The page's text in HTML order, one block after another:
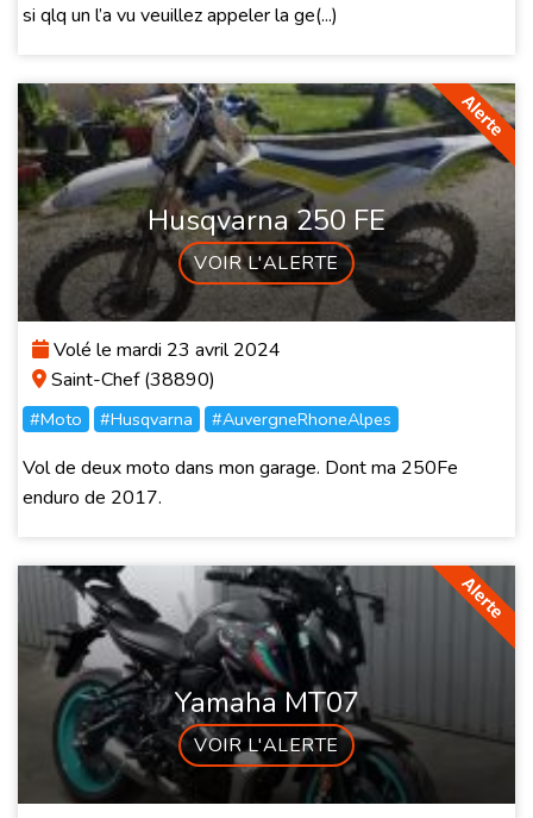
si qlq un l’a vu veuillez appeler la ge(...)
Husqvarna 250 FE
VOIR L'ALERTE
Volé le mardi 23 avril 2024
Saint-Chef (38890)
#Moto #Husqvarna #AuvergneRhoneAlpes
Vol de deux moto dans mon garage. Dont ma 250Fe
enduro de 2017.
Yamaha MT07
VOIR L'ALERTE